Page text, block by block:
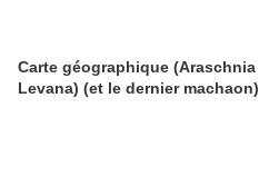
Carte géographique (Araschnia
Levana) (et le dernier machaon)